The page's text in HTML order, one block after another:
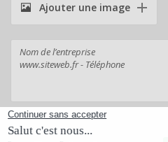
Ajouter une image